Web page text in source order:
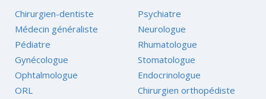
Chirurgien-dentiste
Médecin généraliste
Pédiatre
Gynécologue
Ophtalmologue
ORL
Psychiatre
Neurologue
Rhumatologue
Stomatologue
Endocrinologue
Chirurgien orthopédiste